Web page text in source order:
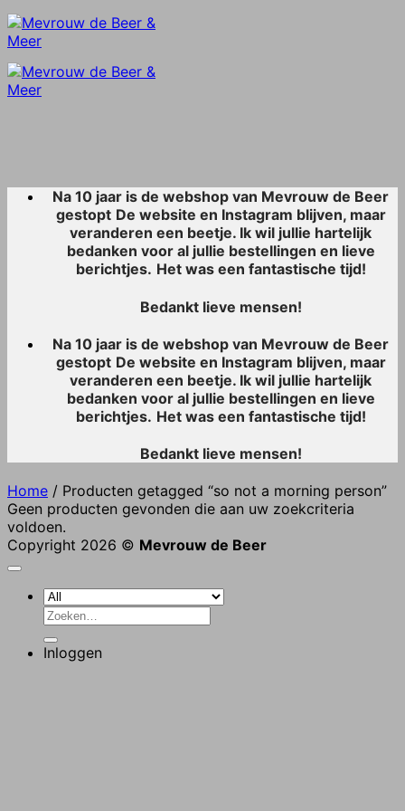
Skip
to
content
Na 10 jaar is de webshop van Mevrouw de Beer
gestopt De website en Instagram blijven, maar
veranderen een beetje. Ik wil jullie hartelijk
bedanken voor al jullie bestellingen en lieve
berichtjes. Het was een fantastische tijd!
Bedankt lieve mensen!
Na 10 jaar is de webshop van Mevrouw de Beer
gestopt De website en Instagram blijven, maar
veranderen een beetje. Ik wil jullie hartelijk
bedanken voor al jullie bestellingen en lieve
berichtjes. Het was een fantastische tijd!
Bedankt lieve mensen!
Home / Producten getagged “so not a morning person”
Geen producten gevonden die aan uw zoekcriteria
voldoen.
Copyright 2026 © Mevrouw de Beer
Zoeken
Inloggen